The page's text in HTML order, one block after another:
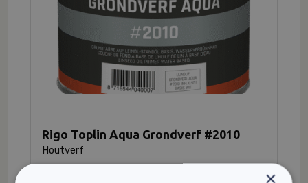
Rigo Toplin Aqua Grondverf #2010
Houtverf
×